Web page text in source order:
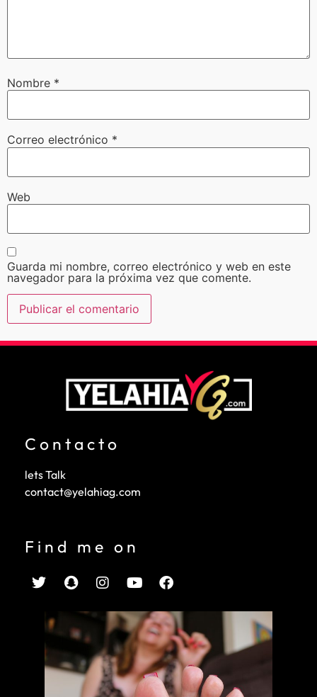
Nombre *
Correo electrónico *
Web
Guarda mi nombre, correo electrónico y web en este
navegador para la próxima vez que comente.
Contacto
lets Talk
contact@yelahiag.com
Find me on